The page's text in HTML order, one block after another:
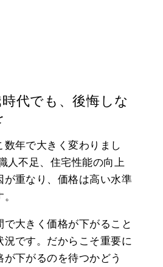
代でも、後悔しな
数年で大きく変わりまし
人不足、住宅性能の向上
が重なり、価格は高い水準
で大きく価格が下がること
況です。だからこそ重要に
が下がるのを待つかどう